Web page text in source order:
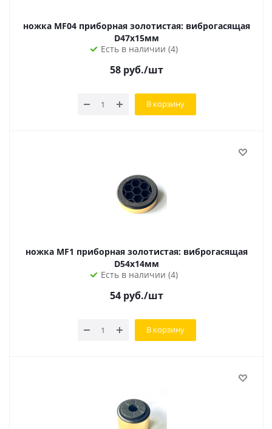
ножка MF04 приборная золотистая: виброгасящая
D47х15мм
Есть в наличии (4)
58 руб./шт
В корзину
ножка MF1 приборная золотистая: виброгасящая
D54х14мм
Есть в наличии (4)
54 руб./шт
В корзину